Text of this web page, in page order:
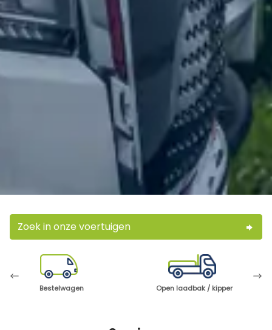
Zoek in onze voertuigen
Bestelwagen Open laadbak / kipper